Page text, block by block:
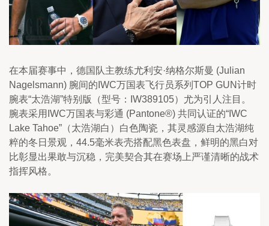
在本届赛事中，德国队主教练尤利安·纳格尔斯曼 (Julian
Nagelsmann) 腕间的IWC万国表飞行员系列TOP GUN计时
腕表“太浩湖”特别版（型号：IW389105）尤为引人注目。
腕表采用IWC万国表与彩通 (Pantone®) 共同认证的“IWC
Lake Tahoe”（太浩湖白）白色陶瓷，其灵感源自太浩湖纯
粹的冬日景观，44.5毫米表壳搭配黑色表盘，鲜明的黑白对
比彰显出果敢与沉稳，完美契合其在赛场上严谨清晰的战术
指挥风格。